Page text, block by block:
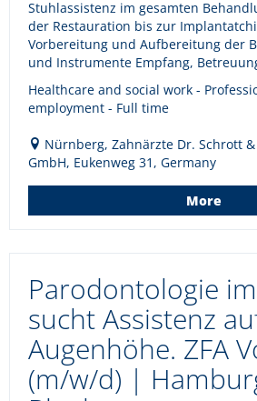
Stuhlassistenz im gesamten
der Restauration bis zur
Vorbereitung und Aufbereitung der
und Instrumente Empfang,
Healthcare and social work -
employment - Full time
Nürnberg, Zahnärzte Dr. Schrott
GmbH, Eukenweg 31, Germany
More
Parodontologie
sucht Assistenz
Augenhöhe. ZFA
(m/w/d) |